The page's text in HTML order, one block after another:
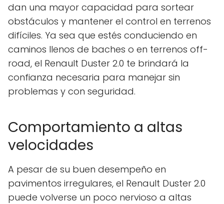
dan una mayor capacidad para sortear
obstáculos y mantener el control en terrenos
difíciles. Ya sea que estés conduciendo en
caminos llenos de baches o en terrenos off-
road, el Renault Duster 2.0 te brindará la
confianza necesaria para manejar sin
problemas y con seguridad.
Comportamiento a altas
velocidades
A pesar de su buen desempeño en
pavimentos irregulares, el Renault Duster 2.0
puede volverse un poco nervioso a altas